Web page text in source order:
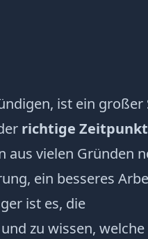
ist ein großer
richtige Zeitpunkt
aus vielen Gründen
, ein besseres
ist es, die
zu wissen, welche